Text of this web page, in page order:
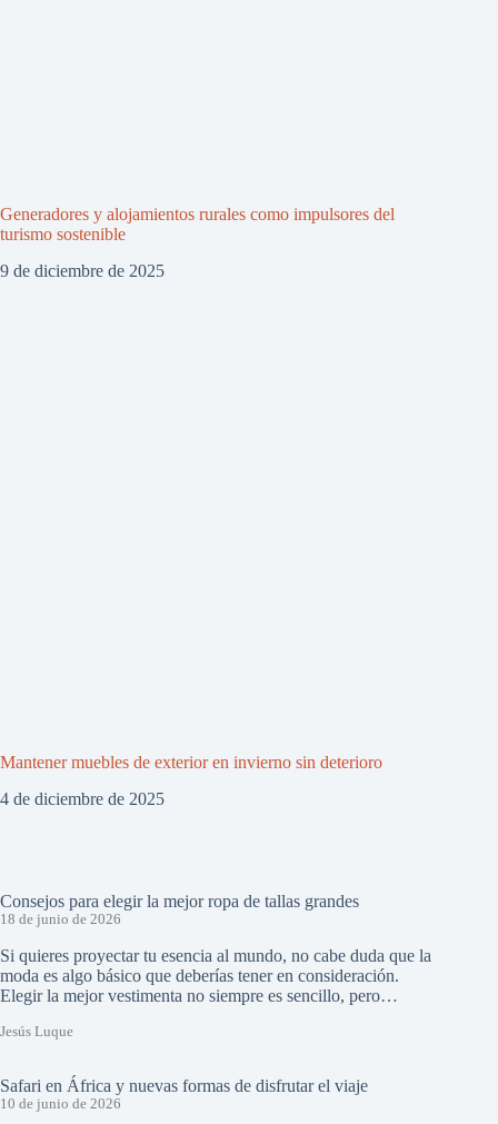
Generadores y alojamientos rurales como impulsores del
turismo sostenible
9 de diciembre de 2025
Mantener muebles de exterior en invierno sin deterioro
4 de diciembre de 2025
Consejos para elegir la mejor ropa de tallas grandes
18 de junio de 2026
Si quieres proyectar tu esencia al mundo, no cabe duda que la
moda es algo básico que deberías tener en consideración.
Elegir la mejor vestimenta no siempre es sencillo, pero…
Jesús Luque
Safari en África y nuevas formas de disfrutar el viaje
10 de junio de 2026